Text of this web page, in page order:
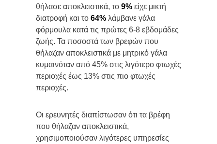
θήλασε αποκλειστικά, το 9% είχε μικτή
διατροφή και το 64% λάμβανε γάλα
φόρμουλα κατά τις πρώτες 6-8 εβδομάδες
ζωής. Τα ποσοστά των βρεφών που
θήλαζαν αποκλειστικά με μητρικό γάλα
κυμαινόταν από 45% στις λιγότερο φτωχές
περιοχές έως 13% στις πιο φτωχές
περιοχές.
Οι ερευνητές διαπίστωσαν ότι τα βρέφη
που θήλαζαν αποκλειστικά,
χρησιμοποιούσαν λιγότερες υπηρεσίες